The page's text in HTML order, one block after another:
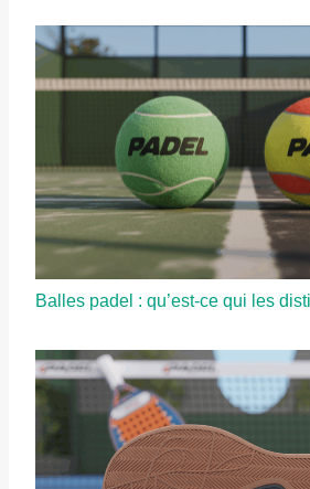
Balles padel : qu’est-ce qui les